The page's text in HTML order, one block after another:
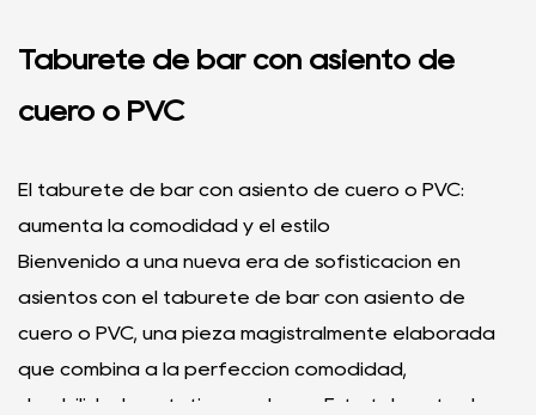
Taburete de bar con asiento de
cuero o PVC
El taburete de bar con asiento de cuero o PVC:
aumenta la comodidad y el estilo
Bienvenido a una nueva era de sofisticación en
asientos con el taburete de bar con asiento de
cuero o PVC, una pieza magistralmente elaborada
que combina a la perfección comodidad,
durabilidad y estética moderna. Este taburete de